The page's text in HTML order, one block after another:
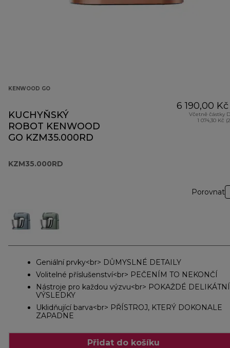
KENWOOD GO
KUCHYŇSKÝ
ROBOT KENWOOD
GO KZM35.000RD
KZM35.000RD
6 190,00 Kč
Včetně částky
1 074,30 Kč
Porovnat
Geniální prvky<br> DŮMYSLNÉ DETAILY
Volitelné příslušenství<br> PEČENÍM TO NEKONČÍ
Nástroje pro každou výzvu<br> POKAŽDÉ DELIKÁTNÍ
VÝSLEDKY
Uklidňující barva<br> PŘÍSTROJ, KTERÝ DOKONALE
ZAPADNE
Přidat do košíku